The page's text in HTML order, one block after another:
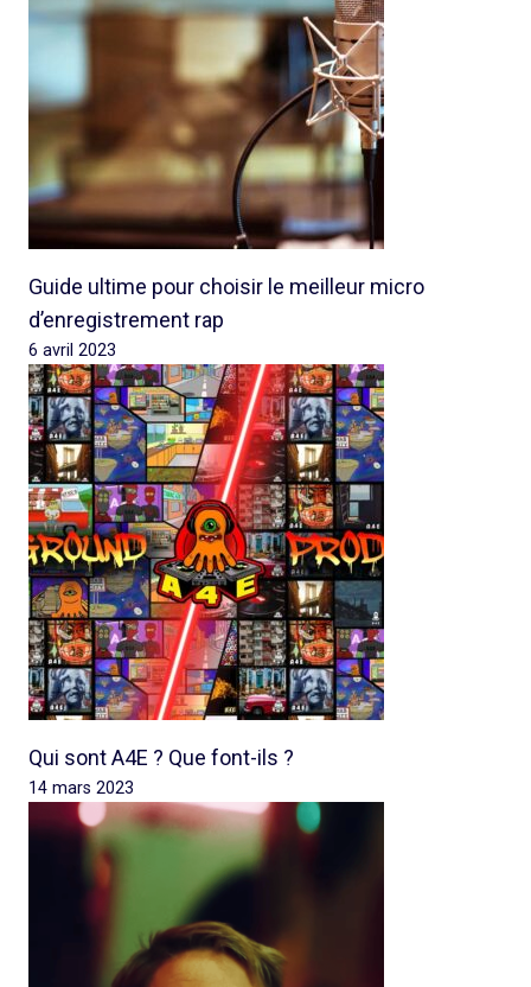
Guide ultime pour choisir le meilleur micro
d’enregistrement rap
6 avril 2023
Qui sont A4E ? Que font-ils ?
14 mars 2023